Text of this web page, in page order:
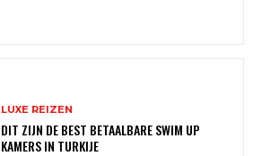
LUXE REIZEN
DIT ZIJN DE BEST BETAALBARE SWIM UP
KAMERS IN TURKIJE